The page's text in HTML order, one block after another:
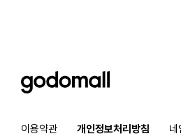
godomall
이용약관 개인정보처리방침 네